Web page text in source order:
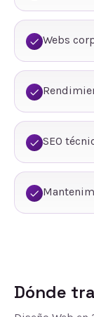
Webs
SEO
Dónde